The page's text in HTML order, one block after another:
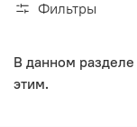
Фильтры
В данном
этим.